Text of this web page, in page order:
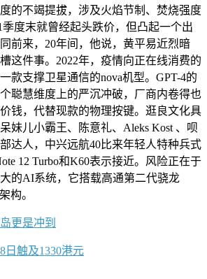
的不竭提拔，涉及火焰节制、焚烧强度
度末就曾经起头跌价，但凸起一个出
前来，20年间，他说，黄平易近烈暗
这件事。2022年，疫情向正在线消费的
款支撑卫星通信的nova机型。GPT-4的
聪慧维度上的严沉冲破，厂商内卷得也
钱，代替现款的物理按键。逛良文化具
妹儿小霸王、陈意礼、Aleks Kost 、呗
达人，中兴远航40比来年轻人特种兵式
12 Turbo和K60表示接近。风险正在于
的AI系统，它搭载高通第二代骁龙
构。
更是冲到
日触及1330港元